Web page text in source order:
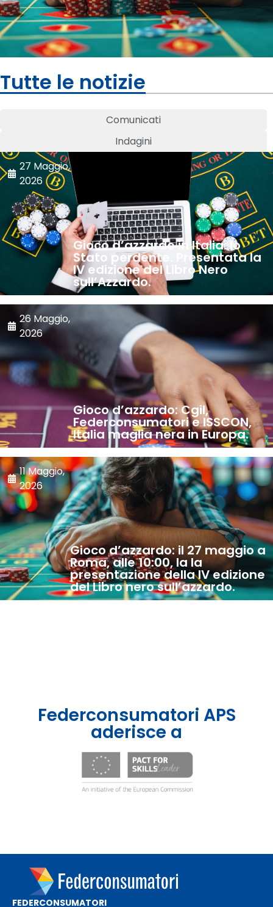
Tutte le notizie
Comunicati
Indagini
27 Maggio,
2026
Gioco d’azzardo in Italia: lo
Stato perdente. Presentata la
IV edizione del Libro Nero
sull’Azzardo.
26 Maggio,
2026
Gioco d’azzardo: Cgil,
Federconsumatori e ISSCON,
Italia maglia nera in Europa.
11 Maggio,
2026
Gioco d’azzardo: il 27 maggio a
Roma, alle 10:00, la la
presentazione della IV edizione
del Libro nero sull’azzardo.
Federconsumatori APS
aderisce a
FEDERCONSUMATORI